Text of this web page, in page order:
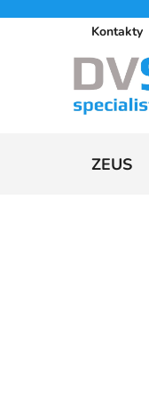
Kontakty
ZEUS